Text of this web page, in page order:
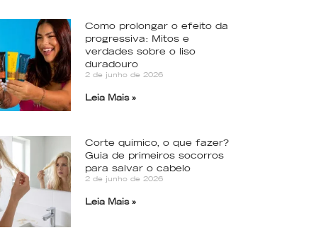
Como prolongar o efeito da
progressiva: Mitos e
verdades sobre o liso
duradouro
2 de junho de 2026
Leia Mais »
Corte químico, o que fazer?
Guia de primeiros socorros
para salvar o cabelo
2 de junho de 2026
Leia Mais »